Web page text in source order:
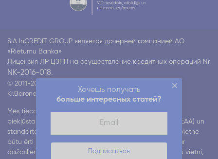
Хочешь получать
больше интересных статей?
Подписаться
SIA InCREDIT GROUP является дочерней компанией АО
«Rietumu Banka»
Лицензия ЛР ЦЗПП на осуществление кредитных операций Nr.
NK-2016-018.
© 2011-2026 Incredit
Kr.Barona 130 k4, Rīga LV-1012
Все права защищены
Mēs tiecamies nodrošināt mūsu digitālo pakalpojumu
piekļūstamību atbilstoši Eiropas piekļūstamības aktam (EAA) un
standartam EN 301 549. Mēs strādājam pie tā, lai mūsu vietne
būtu ērti lietojama visiem lietotājiem, tostarp cilvēkiem ar
dažādiem funkcionāliem traucējumiem. Ja, lietojot mūsu vietni,